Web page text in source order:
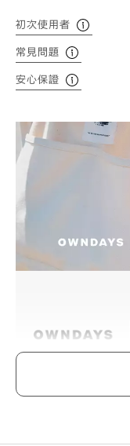
初次使用者
常見問題
安心保證
享受眼鏡的樂趣，